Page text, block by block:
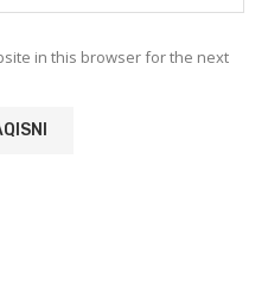
in this browser for the next